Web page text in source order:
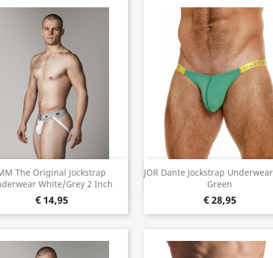
The Original Jockstrap
White/Grey 2 Inch
€ 14,95
Snel bekijken
JOR Dante Jockstrap
Green
€ 28,95
Snel bekijken